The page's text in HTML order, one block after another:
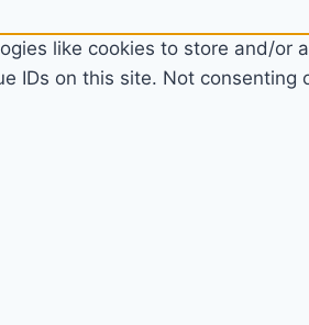
like cookies to store and/
IDs on this site. Not